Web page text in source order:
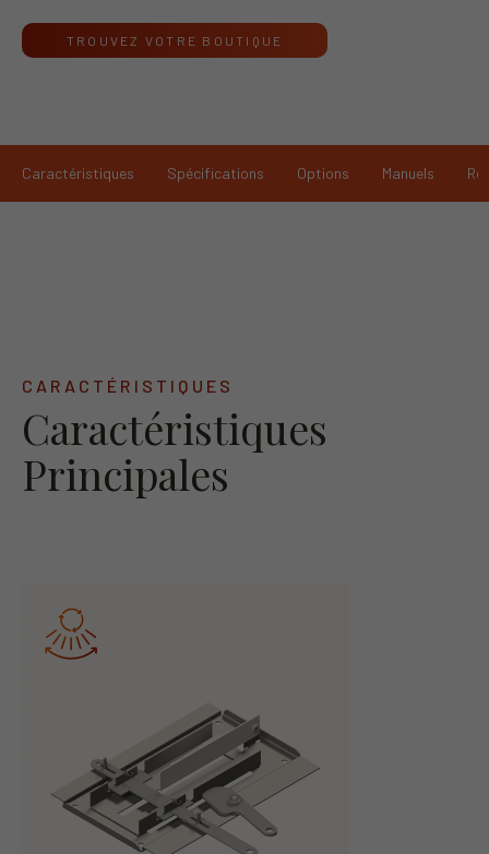
TROUVEZ VOTRE BOUTIQUE
Caractéristiques Spécifications Options Manuels
CARACTÉRISTIQUES
Caractéristiques
Principales